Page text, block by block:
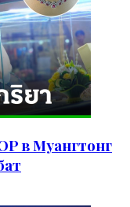
в Муангтонг